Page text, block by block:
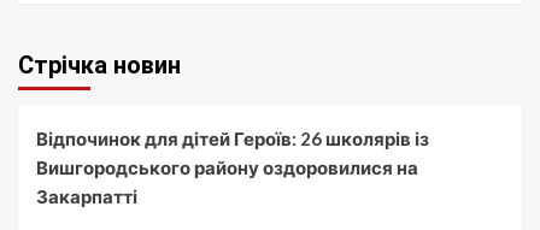
Стрічка новин
Відпочинок для дітей Героїв: 26 школярів із
Вишгородського району оздоровилися на
Закарпатті